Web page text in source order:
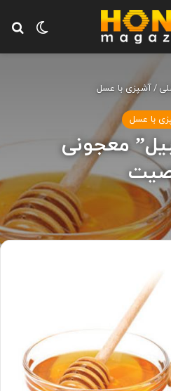
تغییر
/آشپزی با عسل
با عسل
معجونی